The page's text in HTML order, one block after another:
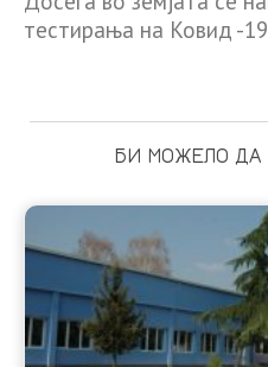
тестирања на Ковид -
БИ МОЖЕЛО ДА